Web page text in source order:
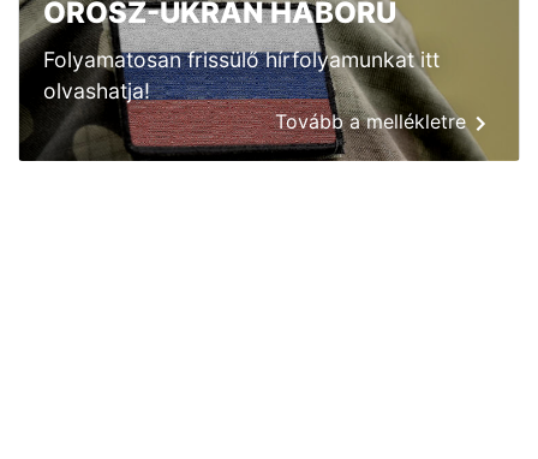
OROSZ-UKRÁN HÁBORÚ
Folyamatosan frissülő hírfolyamunkat itt
olvashatja!
Tovább a mellékletre